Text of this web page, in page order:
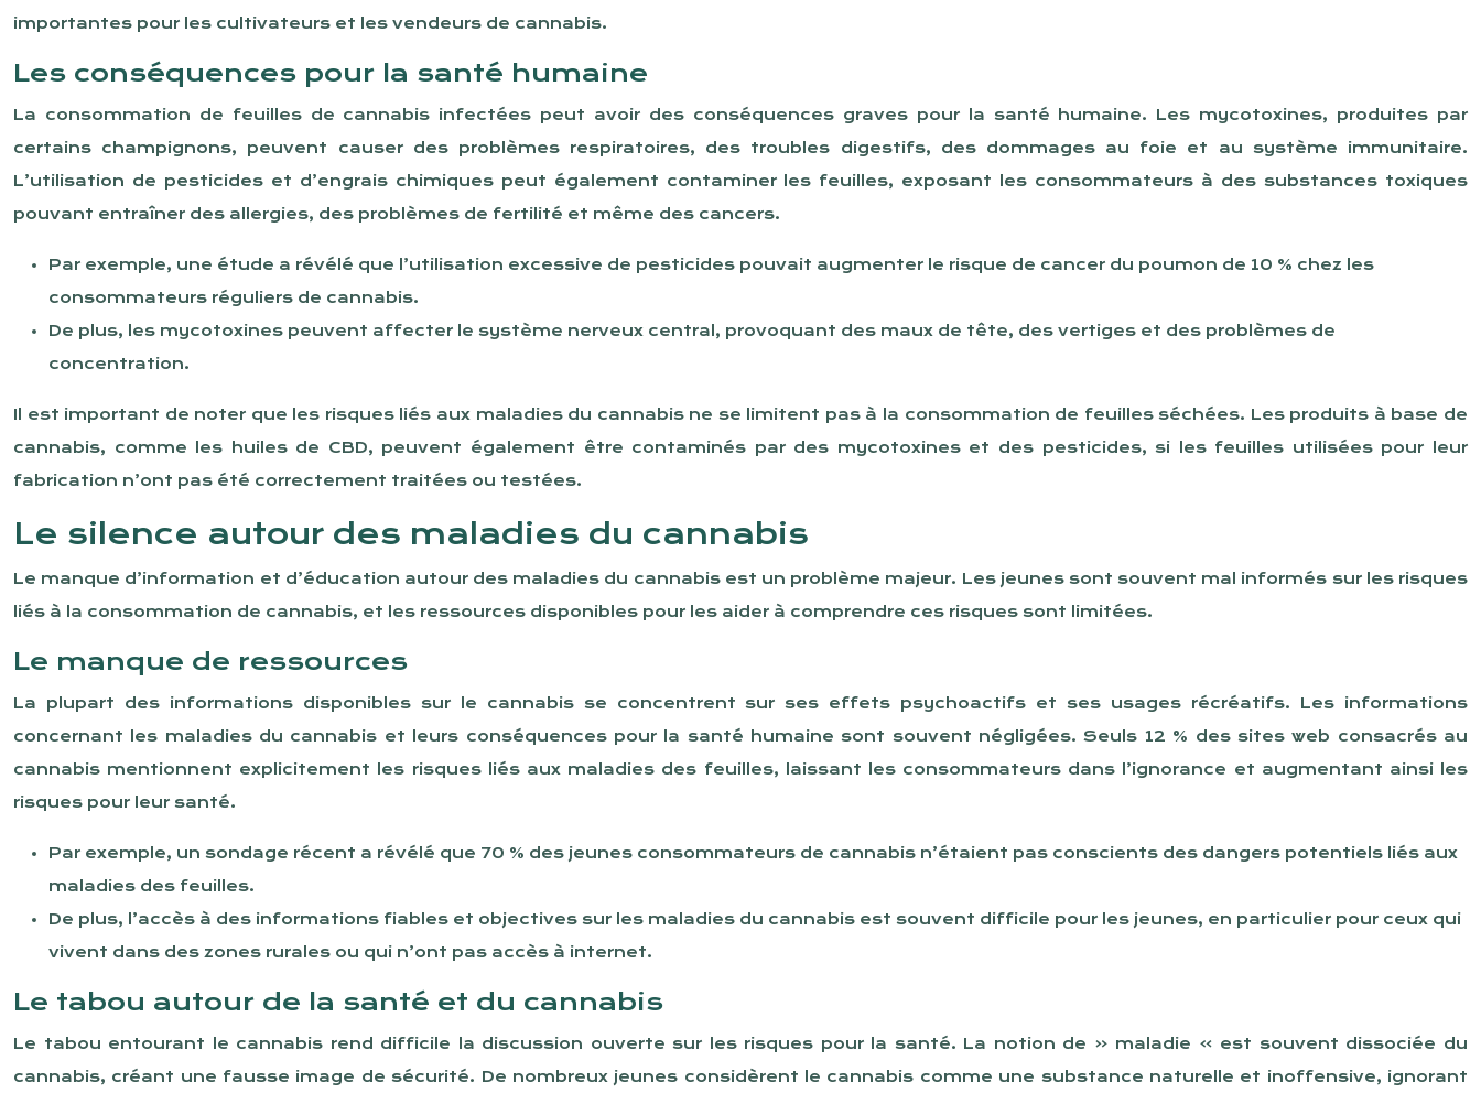
importantes pour les cultivateurs et les vendeurs de cannabis.
Les conséquences pour la santé humaine
La consommation de feuilles de cannabis infectées peut avoir des conséquences graves pour la santé humaine. Les mycotoxines, produites par
certains champignons, peuvent causer des problèmes respiratoires, des troubles digestifs, des dommages au foie et au système immunitaire.
L’utilisation de pesticides et d’engrais chimiques peut également contaminer les feuilles, exposant les consommateurs à des substances toxiques
pouvant entraîner des allergies, des problèmes de fertilité et même des cancers.
Par exemple, une étude a révélé que l’utilisation excessive de pesticides pouvait augmenter le risque de cancer du poumon de 10 % chez les
consommateurs réguliers de cannabis.
De plus, les mycotoxines peuvent affecter le système nerveux central, provoquant des maux de tête, des vertiges et des problèmes de
concentration.
Il est important de noter que les risques liés aux maladies du cannabis ne se limitent pas à la consommation de feuilles séchées. Les produits à base de
cannabis, comme les huiles de CBD, peuvent également être contaminés par des mycotoxines et des pesticides, si les feuilles utilisées pour leur
fabrication n’ont pas été correctement traitées ou testées.
Le silence autour des maladies du cannabis
Le manque d’information et d’éducation autour des maladies du cannabis est un problème majeur. Les jeunes sont souvent mal informés sur les risques
liés à la consommation de cannabis, et les ressources disponibles pour les aider à comprendre ces risques sont limitées.
Le manque de ressources
La plupart des informations disponibles sur le cannabis se concentrent sur ses effets psychoactifs et ses usages récréatifs. Les informations
concernant les maladies du cannabis et leurs conséquences pour la santé humaine sont souvent négligées. Seuls 12 % des sites web consacrés au
cannabis mentionnent explicitement les risques liés aux maladies des feuilles, laissant les consommateurs dans l’ignorance et augmentant ainsi les
risques pour leur santé.
Par exemple, un sondage récent a révélé que 70 % des jeunes consommateurs de cannabis n’étaient pas conscients des dangers potentiels liés aux
maladies des feuilles.
De plus, l’accès à des informations fiables et objectives sur les maladies du cannabis est souvent difficile pour les jeunes, en particulier pour ceux qui
vivent dans des zones rurales ou qui n’ont pas accès à internet.
Le tabou autour de la santé et du cannabis
Le tabou entourant le cannabis rend difficile la discussion ouverte sur les risques pour la santé. La notion de « maladie » est souvent dissociée du
cannabis, créant une fausse image de sécurité. De nombreux jeunes considèrent le cannabis comme une substance naturelle et inoffensive, ignorant